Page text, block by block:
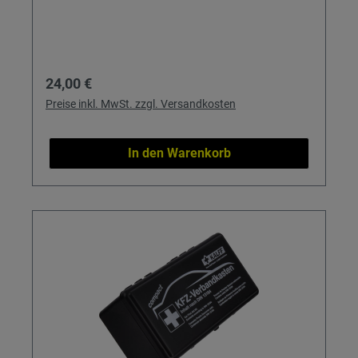
Regulärer Preis:
24,00 €
Preise inkl. MwSt. zzgl. Versandkosten
In den Warenkorb